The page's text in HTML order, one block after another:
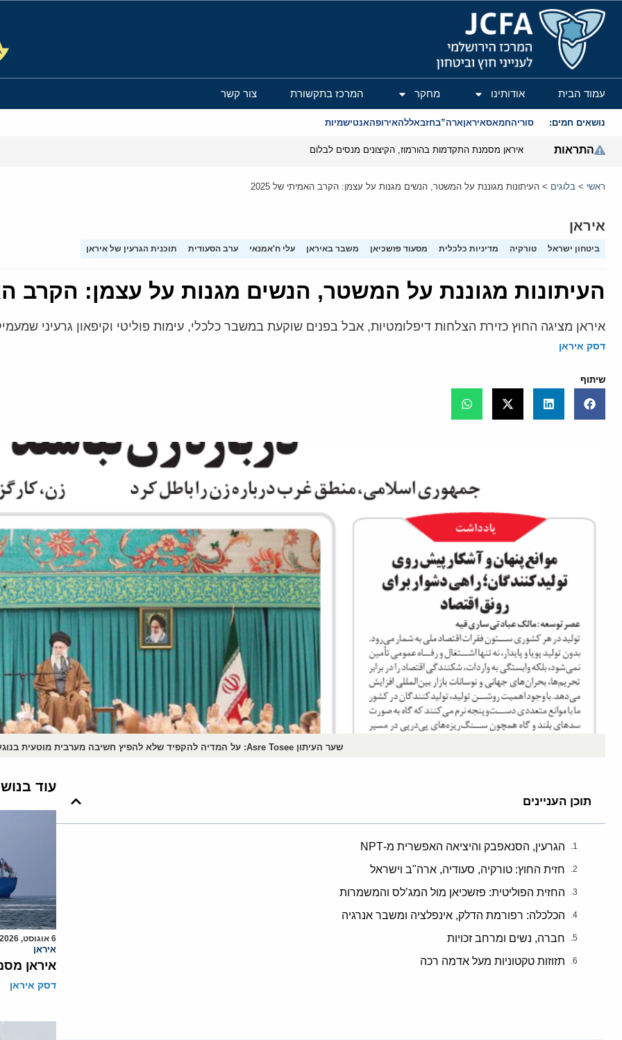
המרכז הירושלמי לענייני חוץ וביטחון
עמוד הבית אודותינו מחקר המרכז בתקשורת צור קשר
נושאים חמים: סוריהחמאסאיראןארה”בחזבאללהאירופהאנטישמיות
התראות איראן מסמנת התקדמות בהורמוז, הקיצונים מנסים לבלום
ראשי > בלוגים > העיתונות מגוננת על המשטר, הנשים מגנות על עצמן: הקרב האמיתי של 2025
איראן
ביטחון ישראל טורקיה מדיניות כלכלית מסעוד פזשכיאן משבר באיראן עלי ח'אמנאי ערב הסעודית תוכנית הגרעין של איראן
העיתונות מגוננת על המשטר, הנשים מגנות על עצמן: הקרב
איראן מציגה החוץ כזירת הצלחות דיפלומטיות, אבל בפנים שוקעת במשבר כלכלי, עימות פוליטי וקיפאון גרעיני
דסק איראן
שיתוף
שער העיתון Asre Tosee: על המדיה להקפיד שלא להפיץ חשיבה מערבית מוטעית בנוגע לנשים
תוכן העניינים
הגרעין, הסנאפבק והיציאה האפשרית מ-NPT
חזית החוץ: טורקיה, סעודיה, ארה"ב וישראל
החזית הפוליטית: פזשכיאן מול המג’לס והמשמרות
הכלכלה: רפורמת הדלק, אינפלציה ומשבר אנרגיה
חברה, נשים ומרחב זכויות
תזוזות טקטוניות מעל אדמה רכה
עוד
6 אוגוסט, 2026
איראן
איראן
דסק איראן